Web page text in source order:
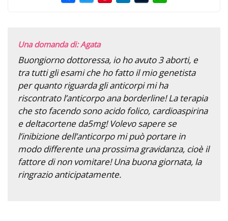
Una domanda di: Agata
Buongiorno dottoressa, io ho avuto 3 aborti, e
tra tutti gli esami che ho fatto il mio genetista
per quanto riguarda gli anticorpi mi ha
riscontrato l’anticorpo ana borderline! La terapia
che sto facendo sono acido folico, cardioaspirina
e deltacortene da5mg! Volevo sapere se
l’inibizione dell’anticorpo mi può portare in
modo differente una prossima gravidanza, cioè il
fattore di non vomitare! Una buona giornata, la
ringrazio anticipatamente.